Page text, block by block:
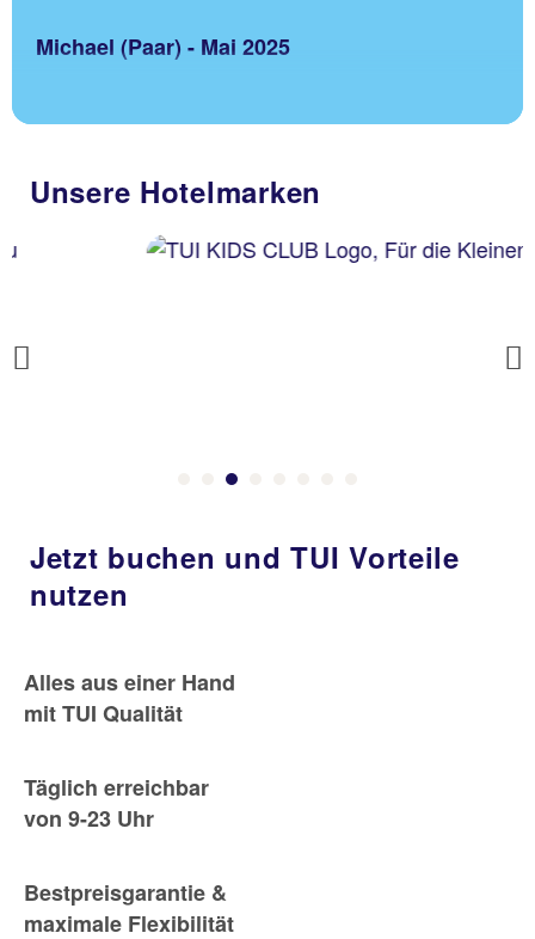
Michael (Paar) - Mai 2025
Unsere Hotelmarken
Previous
Jetzt buchen und TUI Vorteile
nutzen
Alles aus einer Hand
mit TUI Qualität
Täglich erreichbar
von 9-23 Uhr
Bestpreisgarantie &
maximale Flexibilität